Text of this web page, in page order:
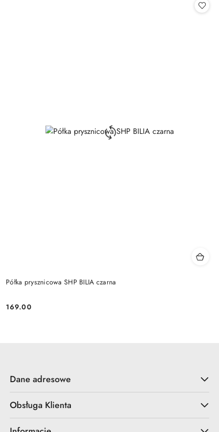
Półka prysznicowa SHP BILIA czarna
Cena:
169.00
Dane adresowe
Obsługa Klienta